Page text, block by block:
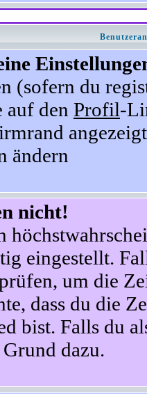
(sofern du
auf den Profil-
ändern
nicht!
eingestellt.
um die
dass du die
bist. Falls du
dazu.